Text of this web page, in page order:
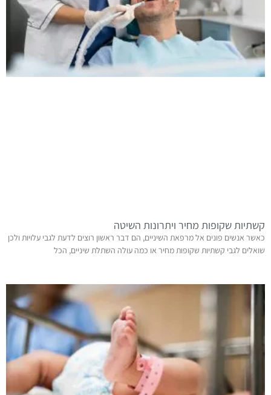
קשתיות שקופות מחיר ויתרונות השיטה
כאשר אנשים פונים אל מרפאת השיניים, הם דבר ראשון רוצים לדעת לגבי עלויות ולכן
שואלים לגבי קשתיות שקופות מחיר או כמה עולה השתלת שיניים, הכל